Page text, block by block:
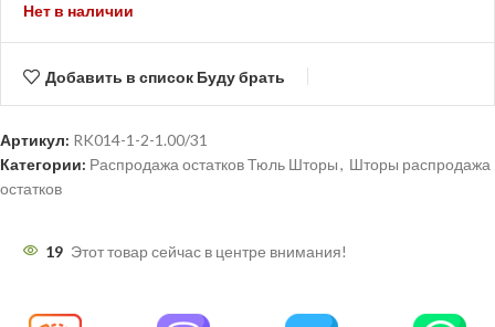
Нет в наличии
Добавить в список Буду брать
Артикул: RK014-1-2-1.00/31
Категории: Распродажа остатков Тюль Шторы, Шторы распродажа
остатков
19 Этот товар сейчас в центре внимания!